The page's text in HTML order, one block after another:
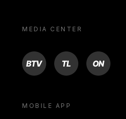
MEDIA CENTER
BTV TL ON
MOBILE APP